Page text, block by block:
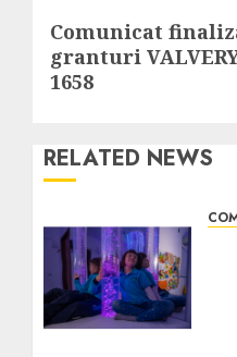
Next
post:
Comunicat
granturi VALVERY
1658
RELATED NEWS